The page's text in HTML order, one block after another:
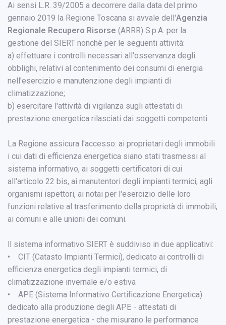
Ai sensi L.R. 39/2005 a decorrere dalla data del primo
gennaio 2019 la Regione Toscana si avvale dell'Agenzia
Regionale Recupero Risorse (ARRR) S.p.A. per la
gestione del SIERT nonchè per le seguenti attività:
a) effettuare i controlli necessari all'osservanza degli
obblighi, relativi al contenimento dei consumi di energia
nell'esercizio e manutenzione degli impianti di
climatizzazione;
b) esercitare l'attività di vigilanza sugli attestati di
prestazione energetica rilasciati dai soggetti competenti.
La Regione assicura l'accesso: ai proprietari degli immobili
i cui dati di efficienza energetica siano stati trasmessi al
sistema informativo, ai soggetti certificatori di cui
all'articolo 22 bis, ai manutentori degli impianti termici, agli
organismi ispettori, ai notai per l'esercizio delle loro
funzioni relative al trasferimento della proprietà di immobili,
ai comuni e alle unioni dei comuni.
ll sistema informativo SIERT è suddiviso in due applicativi:
• CIT (Catasto Impianti Termici), dedicato ai controlli di
efficienza energetica degli impianti termici, di
climatizzazione invernale e/o estiva
• APE (Sistema Informativo Certificazione Energetica)
dedicato alla produzione degli APE - attestati di
prestazione energetica - che misurano le performance